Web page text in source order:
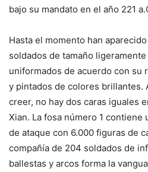
bajo su mandato en el año 221
Hasta el momento han
soldados de tamaño
uniformados de acuerdo con su
y pintados de colores brillantes.
creer, no hay dos caras iguales
Xian. La fosa número 1
de ataque con 6.000 figuras de
compañía de 204 soldados de
ballestas y arcos forma la